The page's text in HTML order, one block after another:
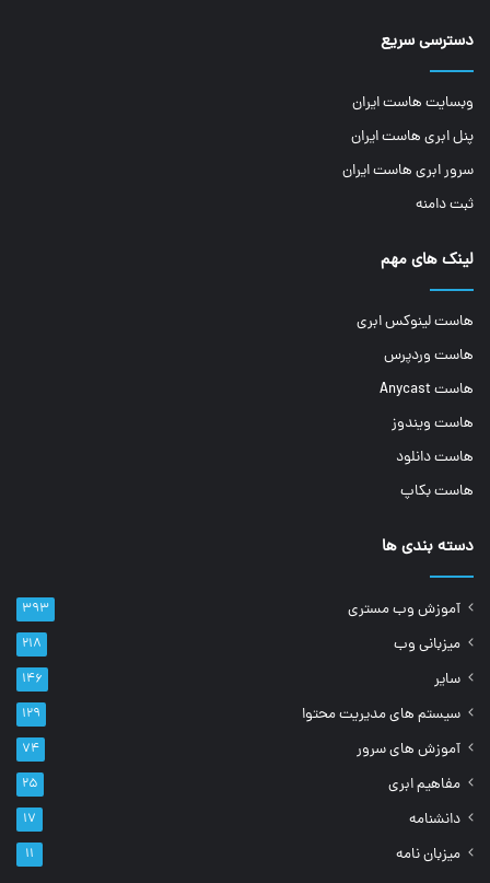
دسترسی سریع
وبسایت هاست ایران
پنل ابری هاست ایران
سرور ابری هاست ایران
ثبت دامنه
لینک های مهم
هاست لینوکس ابری
هاست وردپرس
هاست Anycast
هاست ویندوز
هاست دانلود
هاست بکاپ
دسته بندی ها
آموزش وب مستری ۳۹۳
میزبانی وب ۲۱۸
سایر ۱۴۶
سیستم های مدیریت محتوا ۱۲۹
آموزش های سرور ۷۴
مفاهیم ابری ۲۵
دانشنامه ۱۷
میزبان نامه ۱۱